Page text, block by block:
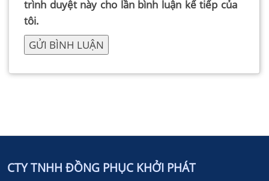
trình duyệt này cho lần bình luận kế tiếp của
tôi.
CTY TNHH ĐỒNG PHỤC KHỞI PHÁT